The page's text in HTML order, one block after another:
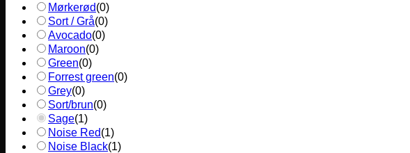
Mørkerød(0)
Sort / Grå(0)
Avocado(0)
Maroon(0)
Green(0)
Forrest green(0)
Grey(0)
Sort/brun(0)
Sage(1)
Noise Red(1)
Noise Black(1)